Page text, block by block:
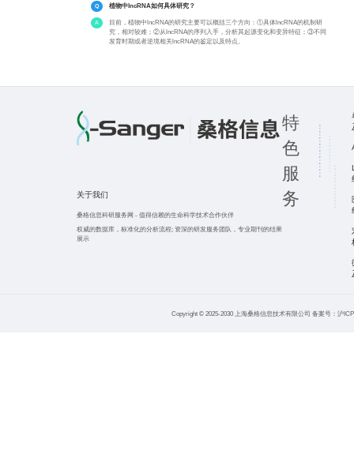
植物中lncRNA如何具体研究？
目前，植物中lncRNA的研究主要可以概括三个方向：①具体lncRNA的机制研
究，相对较难；②从lncRNA的序列入手，分析其起源变化和变异特征；③不同
发育时期或者逆境相关lncRNA的鉴定以及特点。
关于我们
桑格信息科研服务网 - 值得信赖的生命科学技术合作伙伴
权威的数据库，标准化的分析流程; 资深的研发服务团队，专业期刊的结果
展示
特
色
服
务
Copyright © 2025-2030 上海桑格信息技术有限公司 备案号：沪